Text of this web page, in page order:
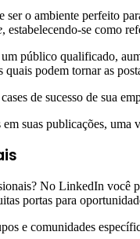
o ambiente perfeito
, estabelecendo-se como
público qualificado,
podem tornar as
de sucesso de sua
suas publicações,
No LinkedIn você
portas para
e comunidades